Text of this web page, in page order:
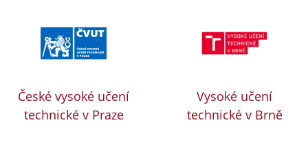
České vysoké učení
technické v Praze
Vysoké učení
technické v Brně